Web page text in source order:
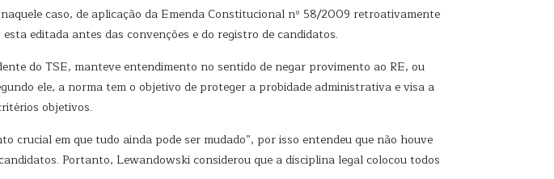
caso, de aplicação da Emenda Constitucional nº 58/2009 retroativamente
editada antes das convenções e do registro de candidatos.
do TSE, manteve entendimento no sentido de negar provimento ao RE, ou
ele, a norma tem o objetivo de proteger a probidade administrativa e visa a
objetivos.
crucial em que tudo ainda pode ser mudado”, por isso entendeu que não houve
Portanto, Lewandowski considerou que a disciplina legal colocou todos